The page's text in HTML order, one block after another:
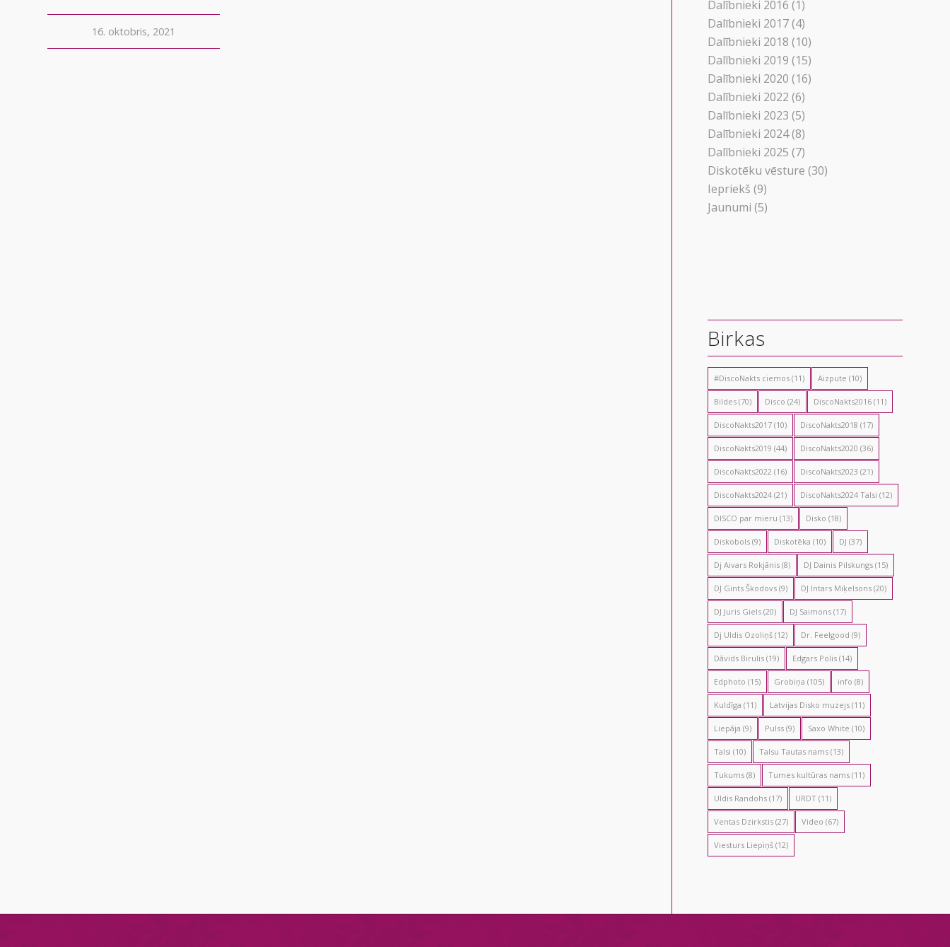
16. oktobris, 2021
Dalībnieki 2016 (1)
Dalībnieki 2017(4)
Dalībnieki 2018 (10)
Dalībnieki 2019 (15)
Dalībnieki 2020 (16)
Dalībnieki 2022 (6)
Dalībnieki 2023 (5)
Dalībnieki 2024(8)
Dalībnieki 2025 (7)
Diskotēku vēsture (30)
Iepriekš (9)
Jaunumi (5)
Birkas
#DiscoNakts ciemos (11) Aizpute (10)
Bildes (70) Disco (24) DiscoNakts2016 (11)
DiscoNakts2017 (10) DiscoNakts2018 (17)
DiscoNakts2019 (44) DiscoNakts2020 (36)
DiscoNakts2022 (16) DiscoNakts2023 (21)
DiscoNakts2024 (21) DiscoNakts2024 Talsi (12)
DISCO par mieru (13) Disko (18)
Diskobols (9) Diskotēka (10) DJ (37)
Dj Aivars Rokjānis (8) DJ Dainis Pilskungs (15)
DJ Gints Škodovs (9) DJ Intars Miķelsons (20)
DJ Juris Giels (20) DJ Saimons (17)
Dj Uldis Ozoliņš (12) Dr. Feelgood (9)
Dāvids Birulis (19) Edgars Polis (14)
Edphoto (15) Grobiņa (105) info (8)
Kuldīga (11) Latvijas Disko muzejs (11)
Liepāja (9) Pulss (9) Saxo White (10)
Talsi (10) Talsu Tautas nams (13)
Tukums (8) Tumes kultūras nams (11)
Uldis Randohs (17) URDT (11)
Ventas Dzirkstis (27) Video (67)
Viesturs Liepiņš (12)